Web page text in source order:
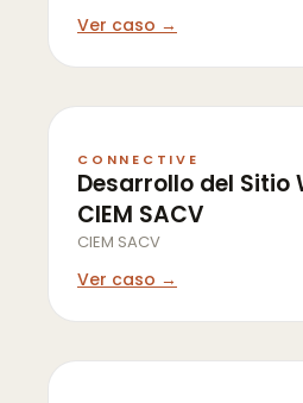
Ver caso →
CONNECTIVE
Desarrollo del Sitio
CIEM SACV
CIEM SACV
Ver caso →